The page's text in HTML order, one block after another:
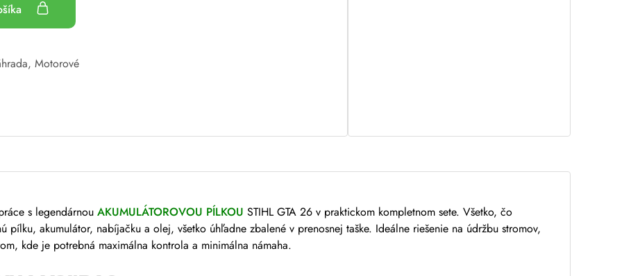
, Motorové
s legendárnou AKUMULÁTOROVOU PÍLKOU STIHL GTA 26 v praktickom kompletnom sete. Všetko, čo
pílku, akumulátor, nabíjačku a olej, všetko úhľadne zbalené v prenosnej taške. Ideálne riešenie na údržbu stromov,
kde je potrebná maximálna kontrola a minimálna námaha.